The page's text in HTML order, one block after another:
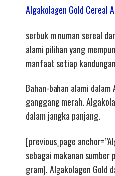
Algakolagen Gold Cereal
serbuk minuman sereal
alami pilihan yang
manfaat setiap
Bahan-bahan alami
ganggang merah.
dalam jangka panjang.
[previous_page
sebagai makanan
gram). Algakolagen Gold